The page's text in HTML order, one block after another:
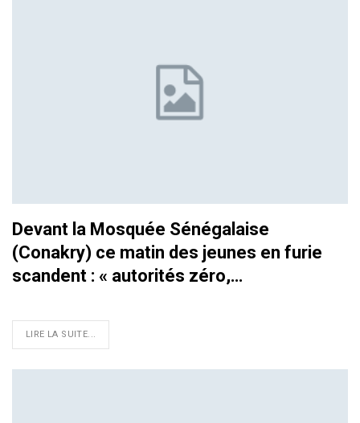
Devant la Mosquée Sénégalaise
(Conakry) ce matin des jeunes en furie
scandent : « autorités zéro,…
LIRE LA SUITE...